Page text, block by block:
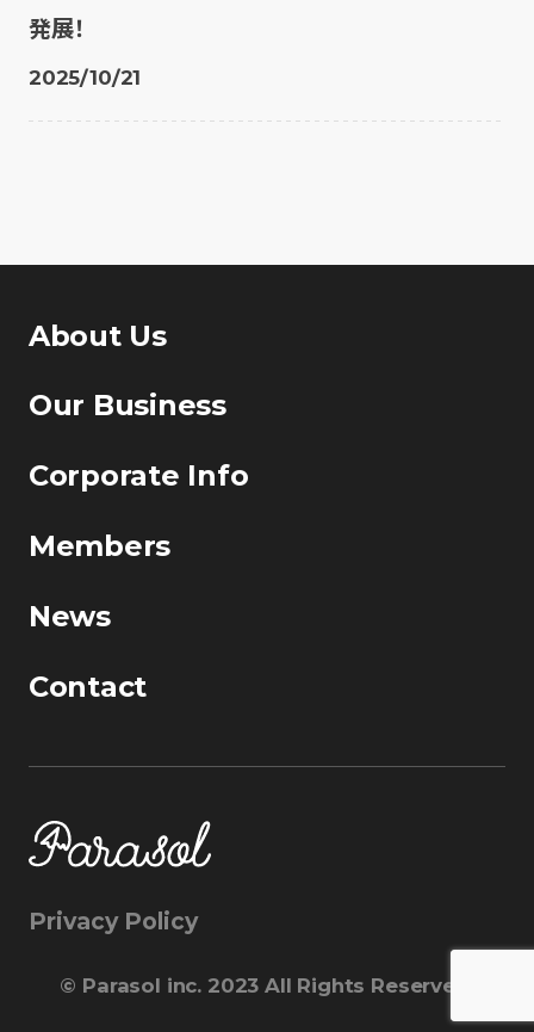
発展！
2025/10/21
About Us
Our Business
Corporate Info
Members
News
Contact
Privacy Policy
©︎ Parasol inc. 2023 All Rights Reserved.